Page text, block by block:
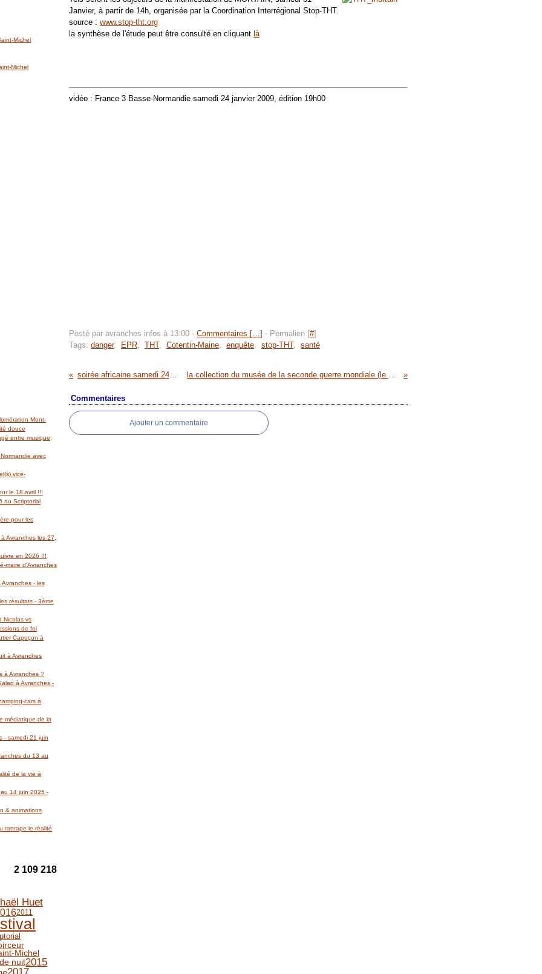
Michel
Michel
Mont-
douce
entre musique,
avec
vice-
le 18 avril !!!
au Scriptorial
pour les
Avranches les 27,
en 2026 !!!
maire d'Avranches
- les
résultats - 3ème
Nicolas vs
de foi
Capuçon à
à Avranches
à Avranches ?
à Avranches -
cars à
médiatique de la
- samedi 21 juin
du 13 au
de la vie à
14 juin 2025 -
& animations
rattrape le réalité
2 109 218
Huet
2011
Michel
nuit2015
Janvier, à partir de 14h, organisée par la Coordination Interrégional Stop-THT.
source : www.stop-tht.org
la synthèse de l'étude peut être consulté en cliquant là
vidéo : France 3 Basse-Normandie samedi 24 janvier 2009, édition 19h00
Posté par avranches infos à 13:00 - Commentaires [ ] - Permalien [#]
Tags: danger, EPR THT, Cotentin-Maine enquête stop-THT, santé
soirée africaine samedi 24 janvier 2009 à Sartilly
Commentaires
Ajouter un commentaire